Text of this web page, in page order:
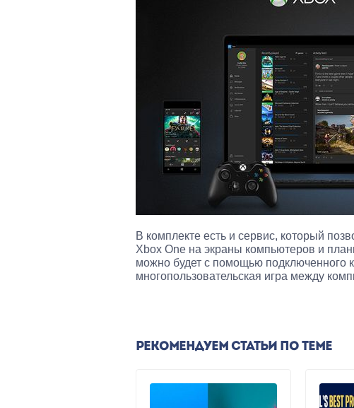
В комплекте есть и сервис, который
Xbox One на экраны компьютеров и
можно будет с помощью подключенного
многопользовательская игра между
РЕКОМЕНДУЕМ СТАТЬИ ПО ТЕМЕ